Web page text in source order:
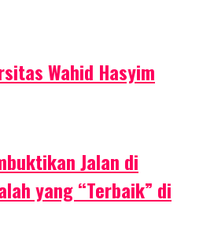
Wahid Hasyim
Jalan di
yang “Terbaik” di